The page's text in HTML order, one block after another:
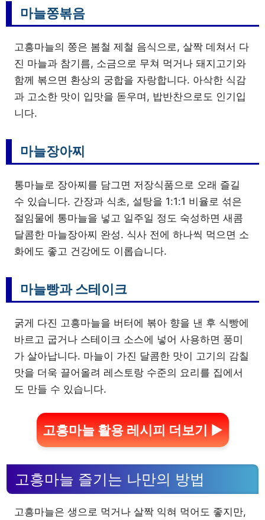
마늘쫑볶음
고흥마늘의 쫑은 봄철 제철 음식으로, 살짝 데쳐서 다
진 마늘과 참기름, 소금으로 무쳐 먹거나 돼지고기와
함께 볶으면 환상의 궁합을 자랑합니다. 아삭한 식감
과 고소한 맛이 입맛을 돋우며, 밥반찬으로도 인기입
니다.
마늘장아찌
통마늘로 장아찌를 담그면 저장식품으로 오래 즐길
수 있습니다. 간장과 식초, 설탕을 1:1:1 비율로 섞은
절임물에 통마늘을 넣고 일주일 정도 숙성하면 새콤
달콤한 마늘장아찌 완성. 식사 전에 하나씩 먹으면 소
화에도 좋고 건강에도 이롭습니다.
마늘빵과 스테이크
굵게 다진 고흥마늘을 버터에 볶아 향을 낸 후 식빵에
바르고 굽거나 스테이크 소스에 넣어 사용하면 풍미
가 살아납니다. 마늘이 가진 달콤한 맛이 고기의 감칠
맛을 더욱 끌어올려 레스토랑 수준의 요리를 집에서
도 만들 수 있습니다.
고흥마늘 활용 레시피 더보기 ▶
고흥마늘 즐기는 나만의 방법
고흥마늘은 생으로 먹거나 살짝 익혀 먹어도 좋지만,